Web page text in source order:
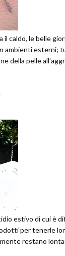
caldo, le belle
ambienti esterni;
della pelle
estivo di cui è
per tenerle
restano